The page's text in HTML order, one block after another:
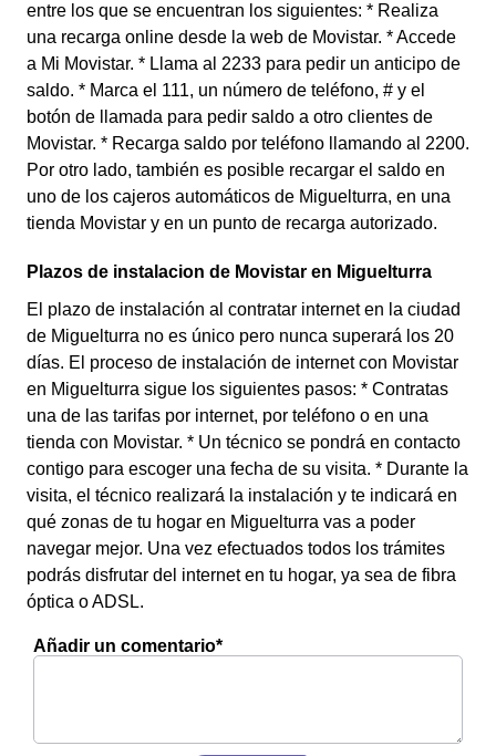
entre los que se encuentran los siguientes: * Realiza
una recarga online desde la web de Movistar. * Accede
a Mi Movistar. * Llama al 2233 para pedir un anticipo de
saldo. * Marca el 111, un número de teléfono, # y el
botón de llamada para pedir saldo a otro clientes de
Movistar. * Recarga saldo por teléfono llamando al 2200.
Por otro lado, también es posible recargar el saldo en
uno de los cajeros automáticos de Miguelturra, en una
tienda Movistar y en un punto de recarga autorizado.
Plazos de instalacion de Movistar en Miguelturra
El plazo de instalación al contratar internet en la ciudad
de Miguelturra no es único pero nunca superará los 20
días. El proceso de instalación de internet con Movistar
en Miguelturra sigue los siguientes pasos: * Contratas
una de las tarifas por internet, por teléfono o en una
tienda con Movistar. * Un técnico se pondrá en contacto
contigo para escoger una fecha de su visita. * Durante la
visita, el técnico realizará la instalación y te indicará en
qué zonas de tu hogar en Miguelturra vas a poder
navegar mejor. Una vez efectuados todos los trámites
podrás disfrutar del internet en tu hogar, ya sea de fibra
óptica o ADSL.
Añadir un comentario*